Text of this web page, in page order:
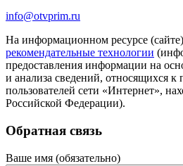
info@otvprim.ru
На информационном ресурсе
рекомендательные технологии
предоставления информации на
и анализа сведений, относящихся к
пользователей сети «Интернет»,
Российской Федерации).
Обратная связь
Ваше имя (обязательно)